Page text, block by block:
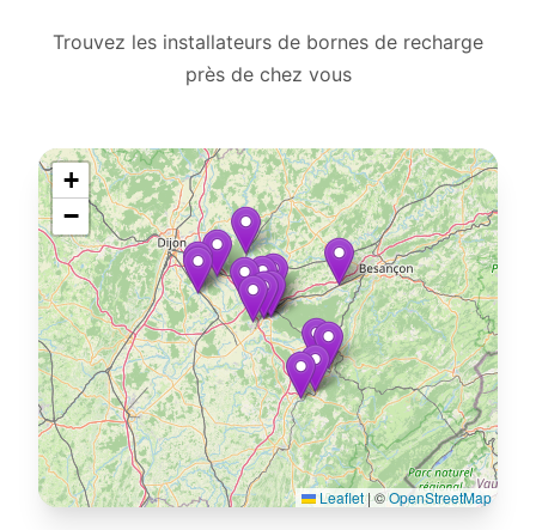
Trouvez les installateurs de bornes de recharge
près de chez vous
+
−
Leaflet |©OpenStreetMap